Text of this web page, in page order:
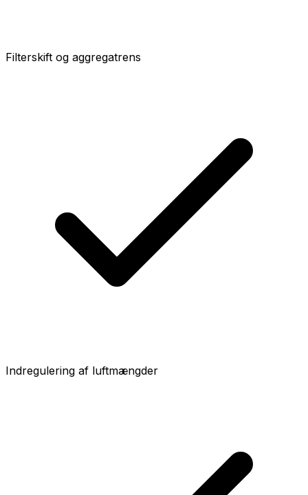
Filterskift og aggregatrens
Indregulering af luftmængder